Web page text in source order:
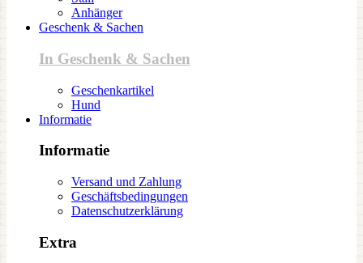
Anhänger
Geschenk & Sachen
In Geschenk & Sachen
Geschenkartikel
Hund
Informatie
Informatie
Versand und Zahlung
Geschäftsbedingungen
Datenschutzerklärung
Extra